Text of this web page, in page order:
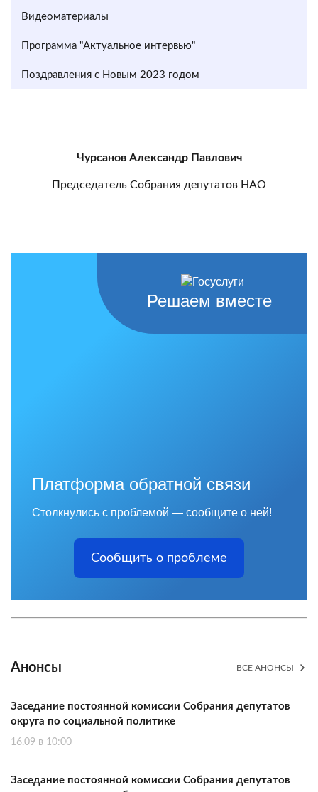
Видеоматериалы
Программа "Актуальное интервью"
Поздравления с Новым 2023 годом
Чурсанов Александр Павлович
Председатель Собрания депутатов НАО
Решаем вместе
Платформа обратной связи
Столкнулись с проблемой — сообщите о ней!
Сообщить о проблеме
Анонсы ВСЕ АНОНСЫ
Заседание постоянной комиссии Собрания депутатов
округа по социальной политике
16.09 в 10:00
Заседание постоянной комиссии Собрания депутатов